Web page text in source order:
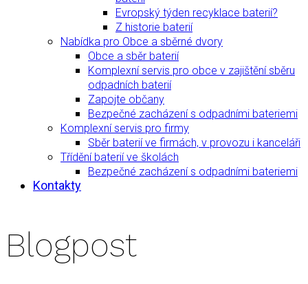
Evropský týden recyklace baterií?
Z historie baterií
Nabídka pro Obce a sběrné dvory
Obce a sběr baterií
Komplexní servis pro obce v zajištění sběru
odpadních baterií
Zapojte občany
Bezpečné zacházení s odpadními bateriemi
Komplexní servis pro firmy
Sběr baterií ve firmách, v provozu i kanceláři
Třídění baterií ve školách
Bezpečné zacházení s odpadními bateriemi
Kontakty
Blogpost